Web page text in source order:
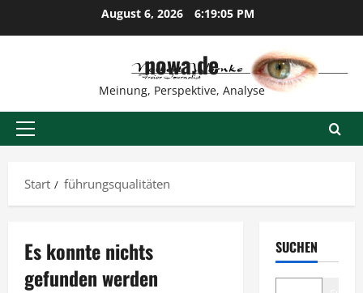
August 6, 2026 6:19:06 PM
nowa.de
Meinung, Perspektive, Analyse
Primäres
Start
führungsqualitäten
Es konnte nichts
gefunden werden
SUCHEN